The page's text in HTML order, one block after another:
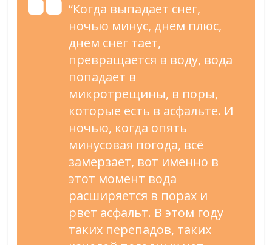
“Когда выпадает снег,
ночью минус, днем плюс,
днем снег тает,
превращается в воду, вода
попадает в
микротрещины, в поры,
которые есть в асфальте. И
ночью, когда опять
минусовая погода, всё
замерзает, вот именно в
этот момент вода
расширяется в порах и
рвет асфальт. В этом году
таких перепадов, таких